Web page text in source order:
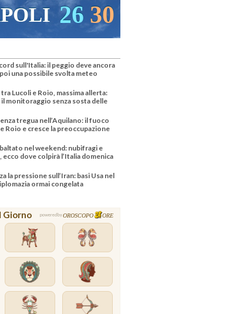
26 30 PALERMO
sull'Italia: il peggio deve ancora
una possibile svolta meteo
Lucoli e Roio, massima allerta:
monitoraggio senza sosta delle
tregua nell’Aquilano: il fuoco
Roio e cresce la preoccupazione
nel weekend: nubifragi e
ecco dove colpirà l’Italia domenica
la pressione sull’Iran: basi Usa nel
ormai congelata
Giorno powered byOROSCOPO ORE